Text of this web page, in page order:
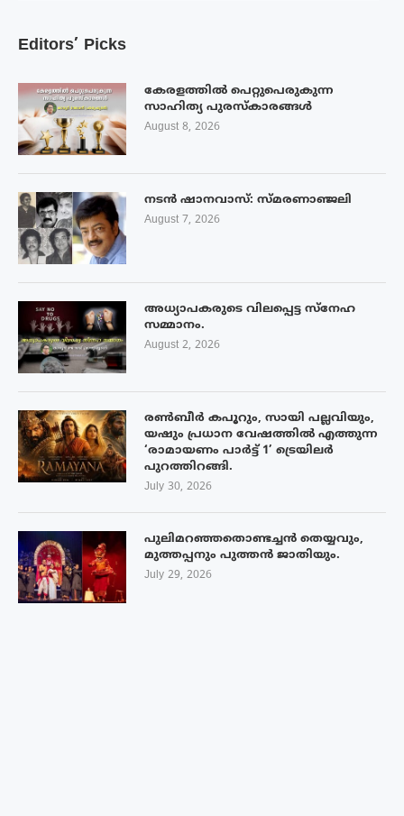
Editors’ Picks
കേരളത്തിൽ പെറ്റുപെരുകുന്ന
സാഹിത്യ പുരസ്‌കാരങ്ങൾ
August 8, 2026
നടൻ ഷാനവാസ്: സ്മരണാഞ്ജലി
August 7, 2026
അധ്യാപകരുടെ വിലപ്പെട്ട സ്നേഹ
സമ്മാനം.
August 2, 2026
രൺബീർ കപൂറും, സായി പല്ലവിയും,
യഷും പ്രധാന വേഷത്തിൽ എത്തുന്ന
‘രാമായണം പാർട്ട് 1’ ട്രെയിലർ
പുറത്തിറങ്ങി.
July 30, 2026
പുലിമറഞ്ഞതൊണ്ടച്ചൻ തെയ്യവും,
മുത്തപ്പനും പുത്തൻ ജാതിയും.
July 29, 2026